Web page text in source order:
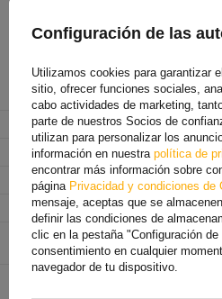
Fabricante
LINGLONG
Código del producto
UT004295
Anchura del neumático
165
Perfil del neumático
80
Diámetro del neumático
13"
Índice de capacidad de
carga del neumático
96/94
Índice de velocidad del
Configuración de las
Utilizamos cookies para garantizar
sitio, ofrecer funciones sociales,
cabo actividades de marketing,
parte de nuestros Socios de
utilizan para personalizar los
información en nuestra política de
encontrar más información sobre
página Privacidad y condiciones de
mensaje, aceptas que se
definir las condiciones de
clic en la pestaña "Configuración
consentimiento en cualquier
navegador de tu dispositivo.